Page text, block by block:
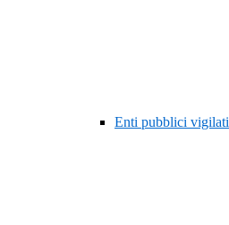
Enti pubblici vigilati